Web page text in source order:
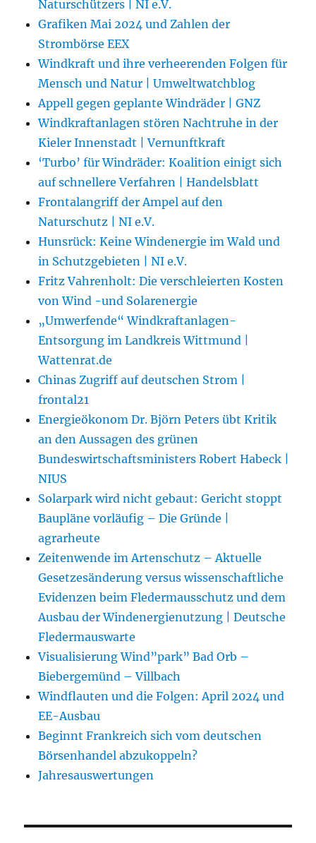
Naturschützers | NI e.V.
Grafiken Mai 2024 und Zahlen der
Strombörse EEX
Windkraft und ihre verheerenden Folgen für
Mensch und Natur | Umweltwatchblog
Appell gegen geplante Windräder | GNZ
Windkraftanlagen stören Nachtruhe in der
Kieler Innenstadt | Vernunftkraft
‘Turbo’ für Windräder: Koalition einigt sich
auf schnellere Verfahren | Handelsblatt
Frontalangriff der Ampel auf den
Naturschutz | NI e.V.
Hunsrück: Keine Windenergie im Wald und
in Schutzgebieten | NI e.V.
Fritz Vahrenholt: Die verschleierten Kosten
von Wind -und Solarenergie
„Umwerfende“ Windkraftanlagen-
Entsorgung im Landkreis Wittmund |
Wattenrat.de
Chinas Zugriff auf deutschen Strom |
frontal21
Energieökonom Dr. Björn Peters übt Kritik
an den Aussagen des grünen
Bundeswirtschaftsministers Robert Habeck |
NIUS
Solarpark wird nicht gebaut: Gericht stoppt
Baupläne vorläufig – Die Gründe |
agrarheute
Zeitenwende im Artenschutz – Aktuelle
Gesetzesänderung versus wissenschaftliche
Evidenzen beim Fledermausschutz und dem
Ausbau der Windenergienutzung | Deutsche
Fledermauswarte
Visualisierung Wind”park” Bad Orb –
Biebergemünd – Villbach
Windflauten und die Folgen: April 2024 und
EE-Ausbau
Beginnt Frankreich sich vom deutschen
Börsenhandel abzukoppeln?
Jahresauswertungen